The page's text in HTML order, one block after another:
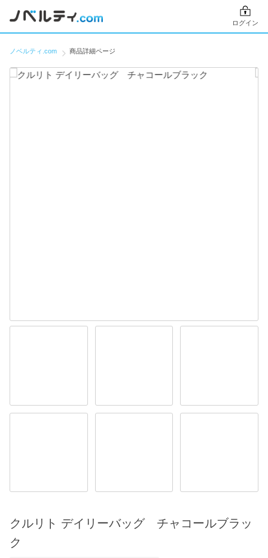
ログイン
ノベルティ.com 商品詳細ページ
クルリト デイリーバッグ チャコールブラッ
ク